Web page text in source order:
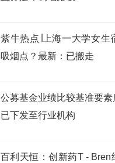
紫牛热点∣上海一大学女生
吸烟点？最新：已搬走
公募基金业绩比较基准要素
已下发至行业机构
百利天恒：创新药T - Bren